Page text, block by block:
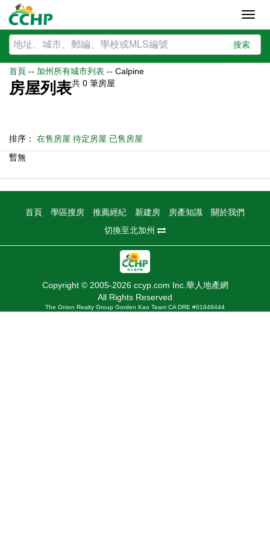
搜索
首頁 -- 加州所有城市列表 -- Calpine
房屋列表共 0 筆房屋
排序： 在售房屋 待定房屋 已售房屋
暫無
首頁 學區搜房 推薦經紀 新建房 房產知識
關於我們
切換至北加州
Copyright © 2005-2026 ccyp.com Inc.華人地產網
All Rights Reserved
The Onion Realty Group Gorden Kao Team CA DRE #01849444